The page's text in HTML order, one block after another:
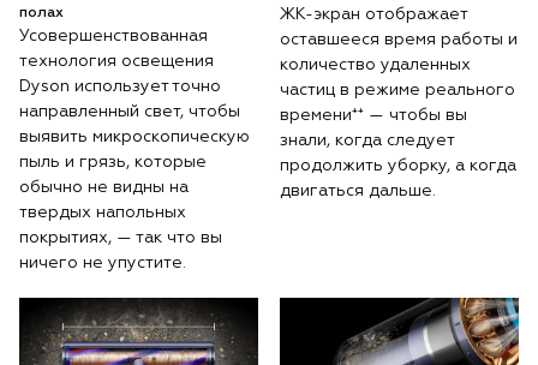
полах
Усовершенствованная
технология освещения
Dyson использует точно
направленный свет, чтобы
выявить микроскопическую
пыль и грязь, которые
обычно не видны на
твердых напольных
покрытиях, — так что вы
ничего не упустите.
ЖК-экран отображает
оставшееся время работы и
количество удаленных
частиц в режиме реального
времени⁺⁺ — чтобы вы
знали, когда следует
продолжить уборку, а когда
двигаться дальше.